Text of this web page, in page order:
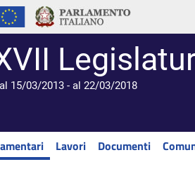
15/03/2013 - al 22/03/2018
Lavori Documenti